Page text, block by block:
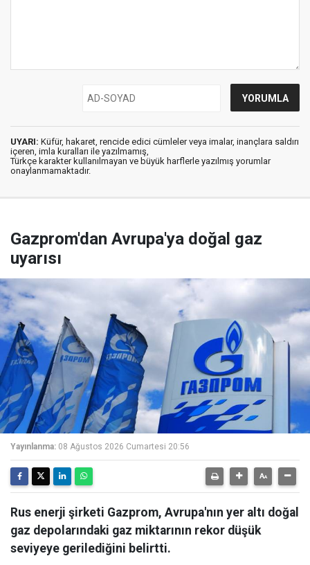
UYARI: Küfür, hakaret, rencide edici cümleler veya imalar, inançlara saldırı
içeren, imla kuralları ile yazılmamış,
Türkçe karakter kullanılmayan ve büyük harflerle yazılmış yorumlar
onaylanmamaktadır.
Gazprom'dan Avrupa'ya doğal gaz
uyarısı
Yayınlanma: 08 Ağustos 2026 Cumartesi 20:56
Rus enerji şirketi Gazprom, Avrupa'nın yer altı doğal
gaz depolarındaki gaz miktarının rekor düşük
seviyeye gerilediğini belirtti.